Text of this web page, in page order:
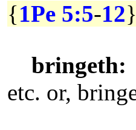
{1Pe 5:5-12}
bringeth:
etc. or,